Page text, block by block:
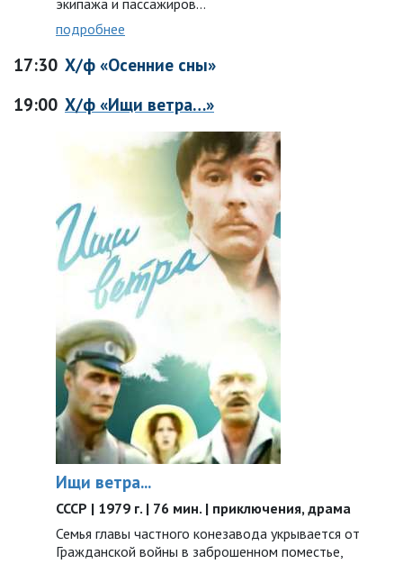
экипажа и пассажиров…
подробнее
17:30 Х/ф «Осенние сны»
19:00 Х/ф «Ищи ветра…»
Ищи ветра...
СССР | 1979 г. | 76 мин. | приключения, драма
Семья главы частного конезавода укрывается от
Гражданской войны в заброшенном поместье,